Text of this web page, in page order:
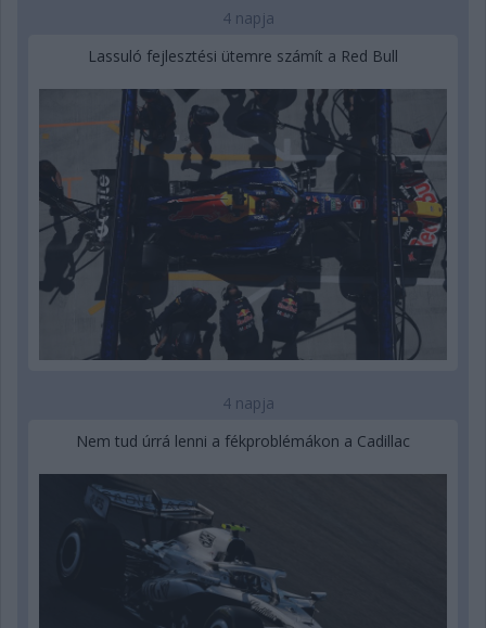
4 napja
Lassuló fejlesztési ütemre számít a Red Bull
4 napja
Nem tud úrrá lenni a fékproblémákon a Cadillac